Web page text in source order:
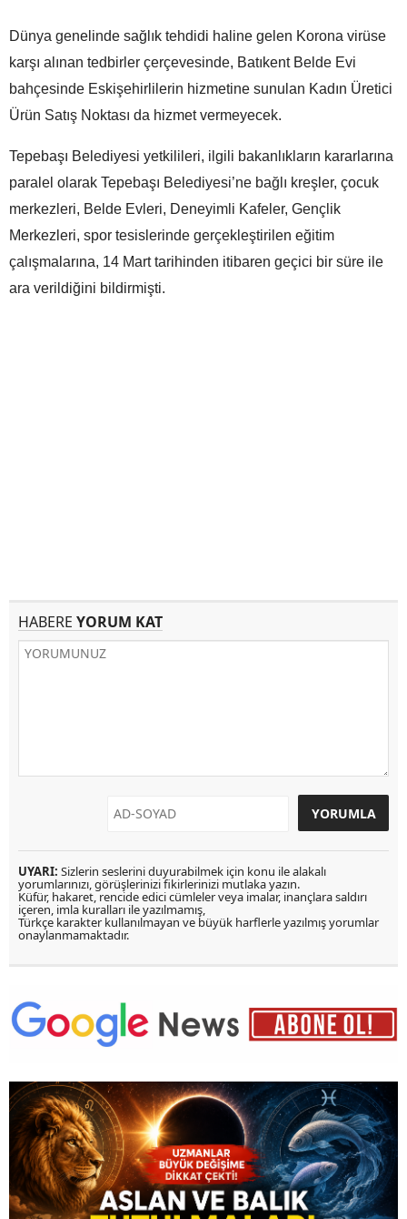
Dünya genelinde sağlık tehdidi haline gelen Korona virüse
karşı alınan tedbirler çerçevesinde, Batıkent Belde Evi
bahçesinde Eskişehirlilerin hizmetine sunulan Kadın Üretici
Ürün Satış Noktası da hizmet vermeyecek.
Tepebaşı Belediyesi yetkilileri, ilgili bakanlıkların kararlarına
paralel olarak Tepebaşı Belediyesi’ne bağlı kreşler, çocuk
merkezleri, Belde Evleri, Deneyimli Kafeler, Gençlik
Merkezleri, spor tesislerinde gerçekleştirilen eğitim
çalışmalarına, 14 Mart tarihinden itibaren geçici bir süre ile
ara verildiğini bildirmişti.
HABERE YORUM KAT
UYARI: Sizlerin seslerini duyurabilmek için konu ile alakalı
yorumlarınızı, görüşlerinizi fikirlerinizi mutlaka yazın.
Küfür, hakaret, rencide edici cümleler veya imalar, inançlara saldırı
içeren, imla kuralları ile yazılmamış,
Türkçe karakter kullanılmayan ve büyük harflerle yazılmış yorumlar
onaylanmamaktadır.